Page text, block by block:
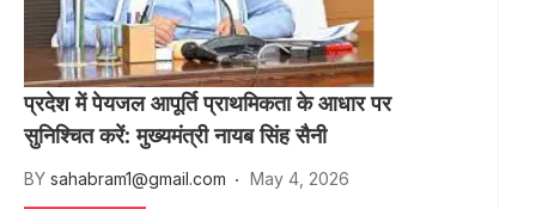
प्रदेश में पेयजल आपूर्ति प्राथमिकता के आधार पर
सुनिश्चित करें: मुख्यमंत्री नायब सिंह सैनी
BY sahabram1@gmail.com May 4, 2026